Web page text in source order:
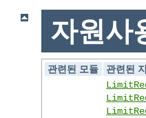
자원사
관련된 모듈
관련된